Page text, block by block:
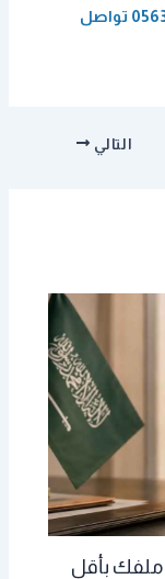
رقم معقب استخراج تصريح زواج 0563412473 تواصل
التالي
بأقل